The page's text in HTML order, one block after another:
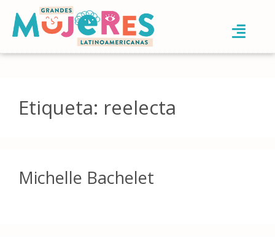
Etiqueta: reelecta
Michelle Bachelet